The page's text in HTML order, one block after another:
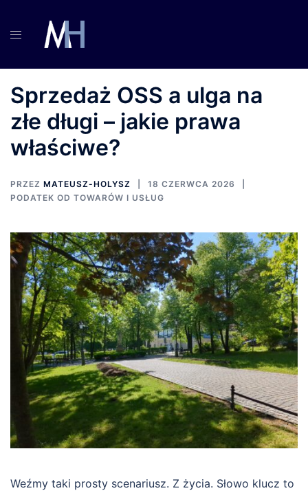
Sprzedaż OSS a ulga na
złe długi – jakie prawa
właściwe?
PRZEZ MATEUSZ-HOLYSZ
18 CZERWCA 2026
PODATEK OD TOWARÓW I USŁUG
Weźmy taki prosty scenariusz. Z życia. Słowo klucz to